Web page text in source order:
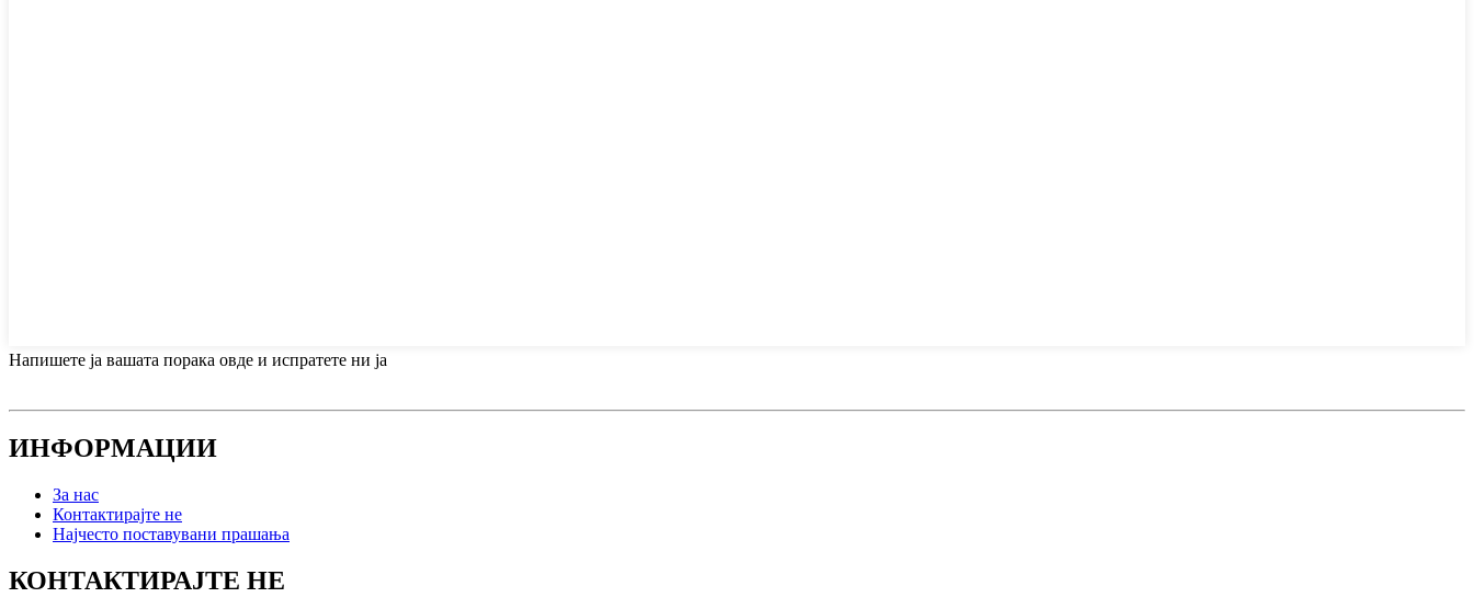
Напишете ја вашата порака овде и испратете ни ја
ИНФОРМАЦИИ
За нас
Контактирајте не
Најчесто поставувани прашања
КОНТАКТИРАЈТЕ НЕ